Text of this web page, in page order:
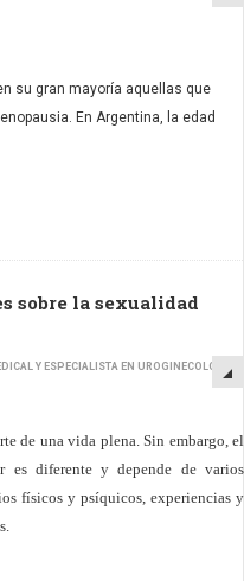
su gran mayoría aquellas que
En Argentina, la edad
sobre la sexualidad
Y ESPECIALISTA EN UROGINECOLOGÍA
de una vida plena. Sin embargo, el
es diferente y depende de varios
físicos y psíquicos, experiencias y